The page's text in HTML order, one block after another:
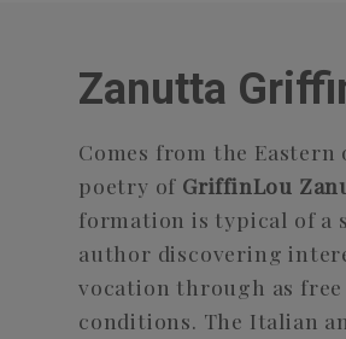
Zanutta
Comes from the Eastern
poetry of GriffinLou
formation is typical of a
author discovering
vocation through as
conditions. The Italian